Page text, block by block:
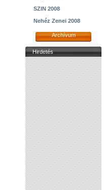
SZIN 2008
Nehéz Zenei 2008
Archívum
Hirdetés